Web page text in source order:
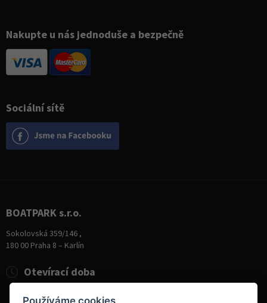
Sociální sítě
Nakupte u nás jednoduše a bezpečně
BOATPARK s.r.o.
Sokolovská 359/146 ,
180 00 Praha 8 – Karlín
Otevírací doba
Používáme cookies